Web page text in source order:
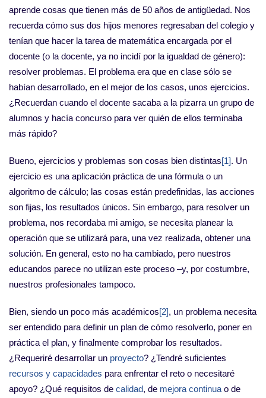
aprende cosas que tienen más de 50 años de antigüedad. Nos
recuerda cómo sus dos hijos menores regresaban del colegio y
tenían que hacer la tarea de matemática encargada por el
docente (o la docente, ya no incidí por la igualdad de género):
resolver problemas. El problema era que en clase sólo se
habían desarrollado, en el mejor de los casos, unos ejercicios.
¿Recuerdan cuando el docente sacaba a la pizarra un grupo de
alumnos y hacía concurso para ver quién de ellos terminaba
más rápido?
Bueno, ejercicios y problemas son cosas bien distintas[1]. Un
ejercicio es una aplicación práctica de una fórmula o un
algoritmo de cálculo; las cosas están predefinidas, las acciones
son fijas, los resultados únicos. Sin embargo, para resolver un
problema, nos recordaba mi amigo, se necesita planear la
operación que se utilizará para, una vez realizada, obtener una
solución. En general, esto no ha cambiado, pero nuestros
educandos parece no utilizan este proceso –y, por costumbre,
nuestros profesionales tampoco.
Bien, siendo un poco más académicos[2], un problema necesita
ser entendido para definir un plan de cómo resolverlo, poner en
práctica el plan, y finalmente comprobar los resultados.
¿Requeriré desarrollar un proyecto? ¿Tendré suficientes
recursos y capacidades para enfrentar el reto o necesitaré
apoyo? ¿Qué requisitos de calidad, de mejora continua o de